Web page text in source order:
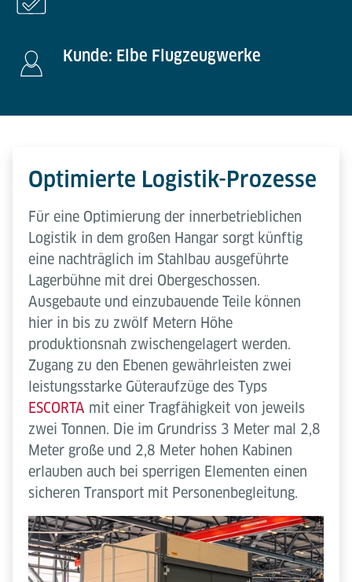
Kunde: Elbe Flugzeugwerke
Optimierte Logistik-Prozesse
Für eine Optimierung der innerbetrieblichen
Logistik in dem großen Hangar sorgt künftig
eine nachträglich im Stahlbau ausgeführte
Lagerbühne mit drei Obergeschossen.
Ausgebaute und einzubauende Teile können
hier in bis zu zwölf Metern Höhe
produktionsnah zwischengelagert werden.
Zugang zu den Ebenen gewährleisten zwei
leistungsstarke Güteraufzüge des Typs
ESCORTA mit einer Tragfähigkeit von jeweils
zwei Tonnen. Die im Grundriss 3 Meter mal 2,8
Meter große und 2,8 Meter hohen Kabinen
erlauben auch bei sperrigen Elementen einen
sicheren Transport mit Personenbegleitung.